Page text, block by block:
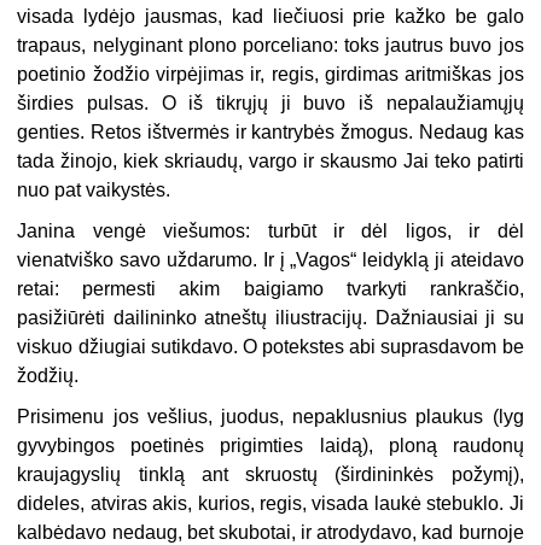
visada lydėjo jausmas, kad liečiuosi prie kažko be galo
trapaus, nelyginant plono porceliano: toks jautrus buvo jos
poetinio žodžio virpėjimas ir, regis, gir­dimas aritmiškas jos
širdies pulsas. O iš tikrųjų ji buvo iš nepalaužiamųjų
genties. Retos ištvermės ir kantrybės žmogus. Nedaug kas
tada žinojo, kiek skriaudų, vargo ir skausmo Jai teko patirti
nuo pat vaikystės.
Janina vengė viešumos: turbūt ir dėl ligos, ir dėl
vienatviško savo už­darumo. Ir į „Vagos“ leidyklą ji ateidavo
retai: permesti akim baigiamo tvarkyti rankraščio,
pasižiūrėti dailininko atneštų iliustracijų. Dažniau­siai ji su
viskuo džiugiai sutikdavo. O potekstes abi suprasdavom be
žodžių.
Prisimenu jos vešlius, juodus, nepaklusnius plaukus (lyg
gyvybingos poetinės prigimties laidą), ploną raudonų
kraujagyslių tinklą ant skruos­tų (širdininkės požymį),
dideles, atviras akis, kurios, regis, visada laukė stebuklo. Ji
kalbėdavo nedaug, bet skubotai, ir atrodydavo, kad burno­je